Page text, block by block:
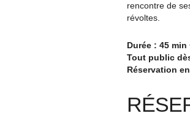
rencontre de
révoltes.
Durée : 45 min
Tout public
Réservation